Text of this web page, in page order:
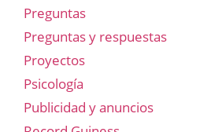
Preguntas
Preguntas y respuestas
Proyectos
Psicología
Publicidad y anuncios